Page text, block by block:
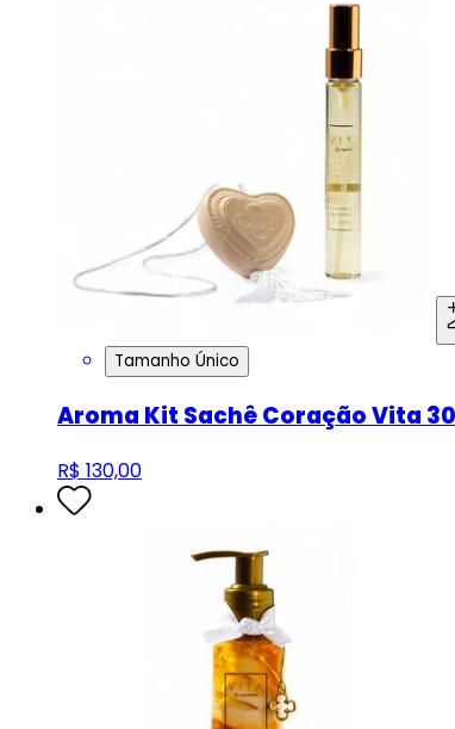
Tamanho Único
Aroma Kit Sachê Coração Vita
R$ 130,00